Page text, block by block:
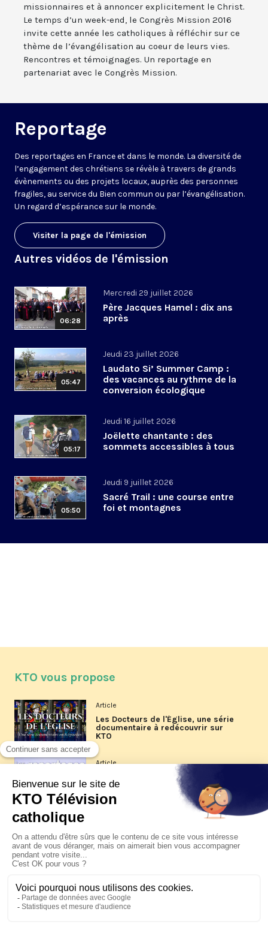
missionnaires et à annoncer explicitement le Christ.
Le temps d’un week-end, le Congrès Mission 2016
invite cette année les catholiques à réfléchir sur ce
thème de l’évangélisation au coeur de leurs vies.
Rencontres et témoignages. Un reportage en
partenariat avec le Congrès Mission.
Reportage
Des reportages en France et dans le monde. La diversité de
l’engagement des chrétiens se révèle à travers de grands
évènements ou des projets locaux, auprès des personnes
fragiles, au service du Bien commun ou par l’évangélisation.
Un regard d’espérance sur le monde.
Visiter la page de l'émission
Autres vidéos de l'émission
06:28
Mercredi 29 juillet 2026
Père Jacques Hamel : dix ans
après
05:47
Jeudi 23 juillet 2026
Laudato Si’ Summer Camp :
des vacances au rythme de la
conversion écologique
05:17
Jeudi 16 juillet 2026
Joëlette chantante : des
sommets accessibles à tous
05:50
Jeudi 9 juillet 2026
Sacré Trail : une course entre
foi et montagnes
KTO vous propose
Article
Les Docteurs de l'Église, une série
documentaire à redécouvrir sur
KTO
Article
Les reportages d'été 2026 de KTO
La visite pastorale du pape Léon
XIV à Assise à suivre sur KTO le
jeudi 6 août
Le pape en Uruguay, Argentine et
Pérou du 6 au 17 novembre 2026